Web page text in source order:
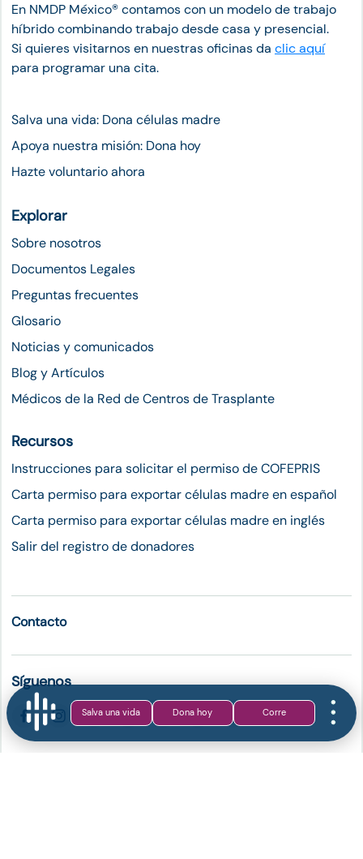
Salva una vida Dona hoy Corre
En NMDP México®︎ contamos con un modelo de trabajo
híbrido combinando trabajo desde casa y presencial.
Si quieres visitarnos en nuestras oficinas da clic aquí
para programar una cita.
Salva una vida: Dona células madre
Apoya nuestra misión: Dona hoy
Hazte voluntario ahora
Explorar
Sobre nosotros
Documentos Legales
Preguntas frecuentes
Glosario
Noticias y comunicados
Blog y Artículos
Médicos de la Red de Centros de Trasplante
Recursos
Instrucciones para solicitar el permiso de COFEPRIS
Carta permiso para exportar células madre en español
Carta permiso para exportar células madre en inglés
Salir del registro de donadores
Contacto
Síguenos